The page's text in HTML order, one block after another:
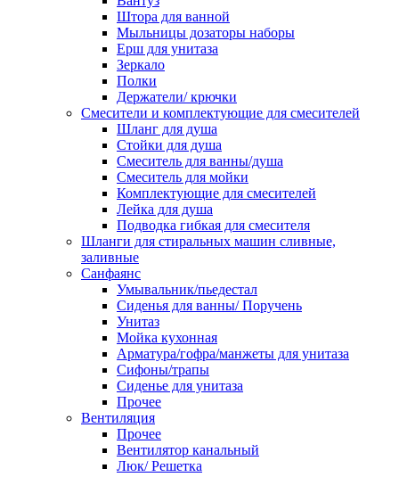
Штора для ванной
Мыльницы дозаторы наборы
Ерш для унитаза
Зеркало
Полки
Держатели/ крючки
Смесители и комплектующие для смесителей
Шланг для душа
Стойки для душа
Смеситель для ванны/душа
Смеситель для мойки
Комплектующие для смесителей
Лейка для душа
Подводка гибкая для смесителя
Шланги для стиральных машин сливные,
заливные
Санфаянс
Умывальник/пьедестал
Сиденья для ванны/ Поручень
Унитаз
Мойка кухонная
Арматура/гофра/манжеты для унитаза
Сифоны/трапы
Сиденье для унитаза
Прочее
Вентиляция
Прочее
Вентилятор канальный
Люк/ Решетка